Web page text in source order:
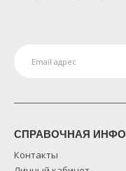
СПРАВОЧНАЯ
Контакты